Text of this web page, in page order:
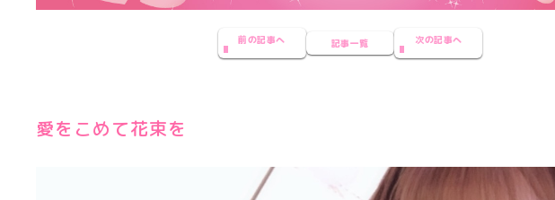
前の記事へ 記事一覧 次の記事へ
愛をこめて花束を